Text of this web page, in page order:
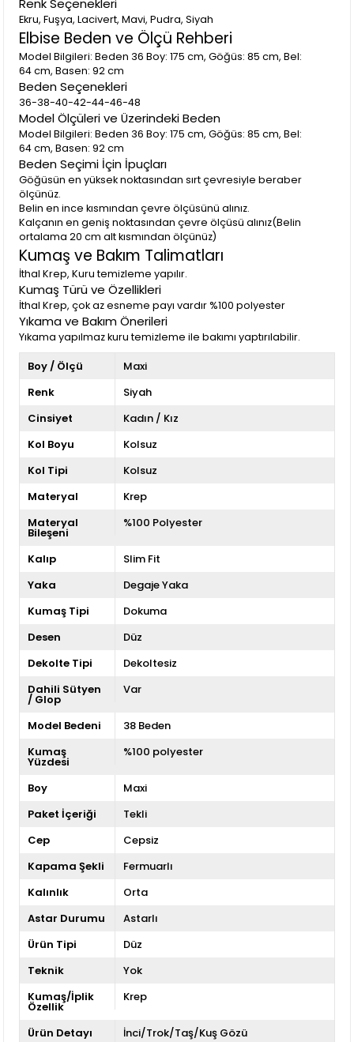
(0)
B** G**
25 Ağustos 2023
Çok güzel bir ürün… Normalde üst bedenim ince olduğu için
42 - 44 beden elbise giyiyorum. Fakat bu abiyede 48 beden
aldım tam oldu. Kalıpları dar… üzerimde çok güzel oldu.
Ekru, Fuşya, Lacivert, Mavi, Pudra, Siyah
Elbise Beden ve Ölçü Rehberi
Model Bilgileri: Beden 36 Boy: 175 cm, Göğüs: 85 cm, Bel:
64 cm, Basen: 92 cm
Beden Seçenekleri
36-38-40-42-44-46-48
Model Ölçüleri ve Üzerindeki Beden
Model Bilgileri: Beden 36 Boy: 175 cm, Göğüs: 85 cm, Bel:
64 cm, Basen: 92 cm
Beden Seçimi İçin İpuçları
Göğüsün en yüksek noktasından sırt çevresiyle beraber
ölçünüz.
Belin en ince kısmından çevre ölçüsünü alınız.
Kalçanın en geniş noktasından çevre ölçüsü alınız(Belin
ortalama 20 cm alt kısmından ölçünüz)
Kumaş ve Bakım Talimatları
İthal Krep, Kuru temizleme yapılır.
Kumaş Türü ve Özellikleri
İthal Krep, çok az esneme payı vardır %100 polyester
Yıkama ve Bakım Önerileri
Yıkama yapılmaz kuru temizleme ile bakımı yaptırılabilir.
Boy / Ölçü
Maxi
Renk
Siyah
Cinsiyet
Kadın / Kız
Kol Boyu
Kolsuz
Kol Tipi
Kolsuz
Materyal
Krep
Materyal
Bileşeni
%100 Polyester
Kalıp
Slim Fit
Yaka
Degaje Yaka
Kumaş Tipi
Dokuma
Desen
Düz
Dekolte Tipi
Dekoltesiz
Dahili Sütyen
/ Glop
Var
Model Bedeni
38 Beden
Kumaş
Yüzdesi
%100 polyester
Boy
Maxi
Paket İçeriği
Tekli
Cep
Cepsiz
Kapama Şekli
Fermuarlı
Kalınlık
Orta
Astar Durumu
Astarlı
Ürün Tipi
Düz
Teknik
Yok
Kumaş/İplik
Özellik
Krep
Ürün Detayı
İnci/Trok/Taş/Kuş Gözü